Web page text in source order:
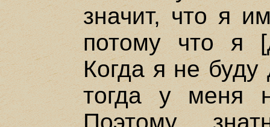
значит, что я
потому что я
Когда я не
тогда у меня